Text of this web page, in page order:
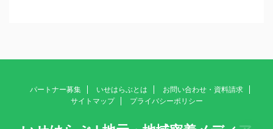
パートナー募集 いせはらぶとは
お問い合わせ・資料請求
サイトマップ
プライバシーポリシー